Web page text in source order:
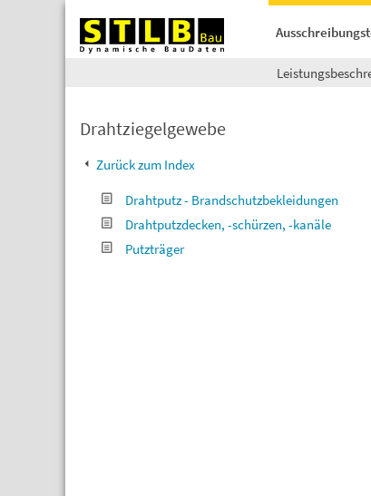
Drahtziegelgewebe
Zurück zum Index
Drahtputz - Brandschutzbekleidungen
Drahtputzdecken, -schürzen, -kanäle
Putzträger